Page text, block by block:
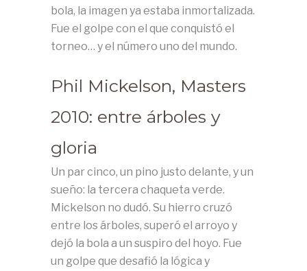
bola, la imagen ya estaba inmortalizada.
Fue el golpe con el que conquistó el
torneo… y el número uno del mundo.
Phil Mickelson, Masters
2010: entre árboles y
gloria
Un par cinco, un pino justo delante, y un
sueño: la tercera chaqueta verde.
Mickelson no dudó. Su hierro cruzó
entre los árboles, superó el arroyo y
dejó la bola a un suspiro del hoyo. Fue
un golpe que desafió la lógica y